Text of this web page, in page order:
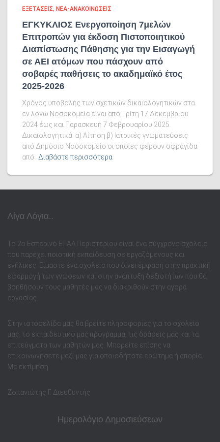
ΕΞΕΤΑΣΕΙΣ ΝΕΑ-ΑΝΑΚΟΙΝΩΣΕΙΣ
ΕΓΚΥΚΛΙΟΣ Ενεργοποίηση 7μελών
Επιτροπών για έκδοση Πιστοποιητικού
Διαπίστωσης Πάθησης για την Εισαγωγή
σε ΑΕΙ ατόμων που πάσχουν από
σοβαρές παθήσεις το ακαδημαϊκό έτος
2025-2026
Χρόνος υποβολής των σχετικών δικαιολογητικών στα
εν λόγω Νοσοκομεία είναι από Τρίτη 17 Δεκεμβρίου
2024 έως και Παρασκευή 7 Φεβρουαρίου 2025.
Δικαιολογητικά: α) Αίτηση β) Ιατρικές γνωματεύσεις
από Δημόσιο Νοσοκομείο οι οποίες φέρουν σφραγίδα
από: Διαβάστε περισσότερα
Λίγα Λόγια..
Το 2ο Εσπερινό ΕΠΑΛ Περιστερίου είναι ένα σύγχρονο σχολείο
που παρέχει ποιοτική εκπαίδευση σε εργαζόμενους και
ενήλικες. Είμαστε ένα σχολείο που δίνει έμφαση στην πρακτική
εφαρμογή των γνώσεων και στην ανάπτυξη δεξιοτήτων που θα
βοηθήσουν τους μαθητές μας να διακριθούν στην αγορά
εργασίας.
Στην ιστοσελίδα μας θα βρείτε πληροφορίες για το σχολείο
μας, το εκπαιδευτικό μας πρόγραμμα, τις δράσεις μας και τα
επιτεύγματα των μαθητών μας. Μπορείτε επίσης να
επικοινωνήσετε μαζί μας για οποιοδήποτε ερώτημα ή απορία.
Με εκτίμηση
Ζοπανιώτης Γ. Διευθυντής
Ημερολόγιο Δημοσιεύσεων